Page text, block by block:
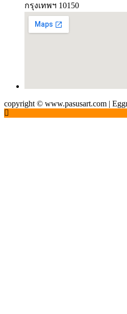
กรุงเทพฯ 10150
copyright © www.pasusart.com |